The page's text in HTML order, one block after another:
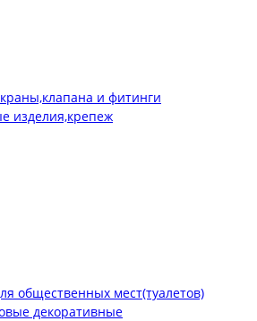
и фитинги
изделия,крепеж
общественных мест(туалетов)
декоративные